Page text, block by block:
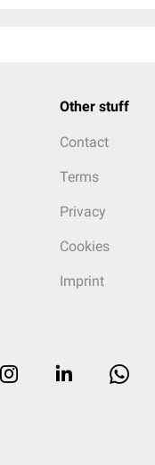
Other stuff
Contact
Terms
Privacy
Cookies
Imprint